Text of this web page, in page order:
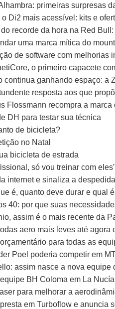
primeiras surpresas
Di2 mais acessível: kits e
recorde da hora na Red
uma marca mítica do
de software com melhorias
o primeiro capacete
continua ganhando espaço: a
resposta aos que
Flossmann recompra a
DH para testar sua técnica
de bicicleta?
no Natal
bicicleta de estrada
só vou treinar com
internet e sinaliza a
é, quanto deve durar e qual
40: por que suas
assim é o mais recente da
aero mais leves até agora
para todas as
Poel poderia competir em
assim nasce a nova
BH Coloma em La Nucía
para melhorar a
em Turboflow e anuncia